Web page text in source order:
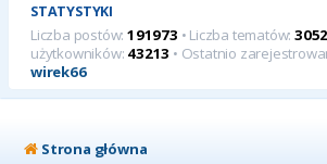
STATYSTYKI
Liczba postów: 191973 • Liczba tematów:
użytkowników: 43213 • Ostatnio
wirek66
Strona główna